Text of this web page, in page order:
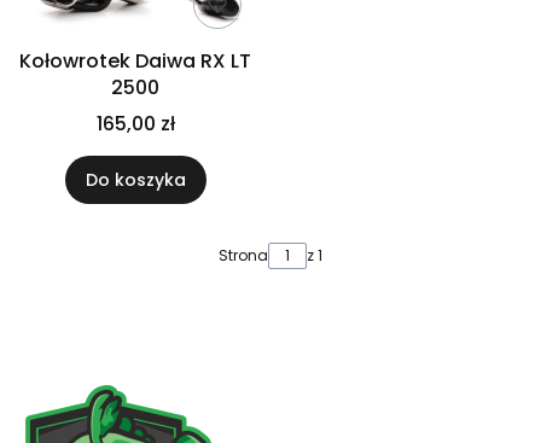
Kołowrotek Daiwa RX LT
2500
165,00 zł
Do koszyka
Strona z 1